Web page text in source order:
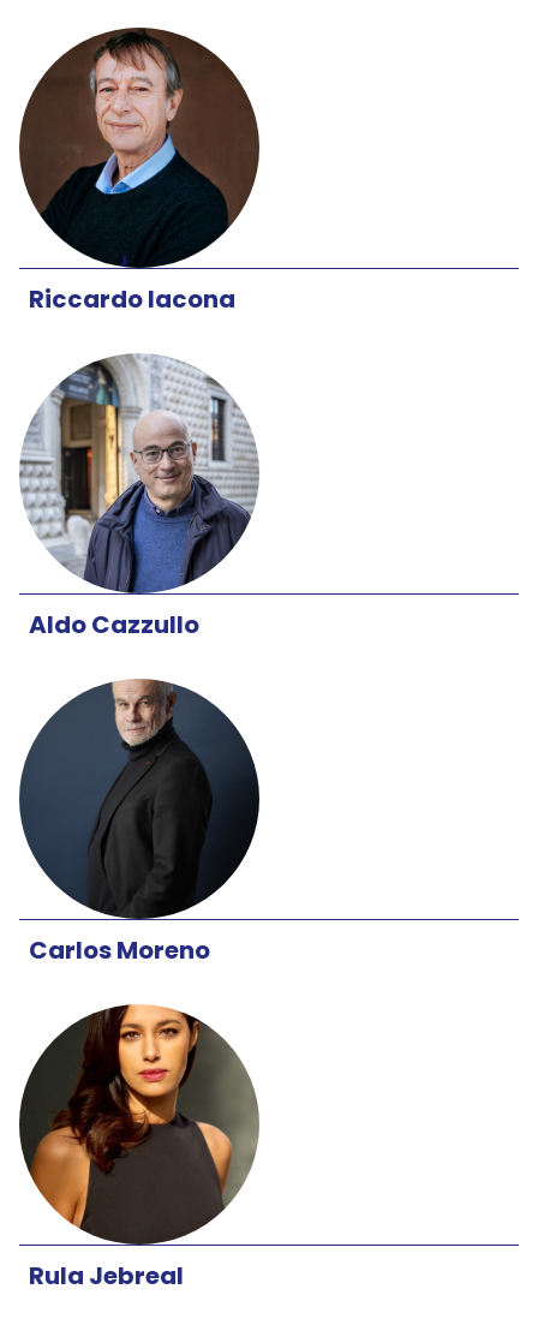
Riccardo Iacona
Aldo Cazzullo
Carlos Moreno
Rula Jebreal